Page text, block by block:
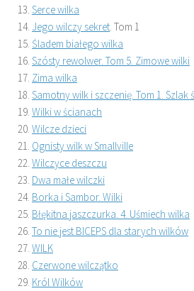
Serce wilka
Jego wilczy sekret. Tom 1
Śladem białego wilka
Szósty rewolwer. Tom 5. Zimowe wilki
Zima wilka
Samotny wilk i szczenię. Tom 1. Szlak
Wilki w ścianach
Wilcze dzieci
Ognisty wilk w Smallville
Wilczyce deszczu
Dwa małe wilczki
Borka i Sambor. Wilki
Błękitna jaszczurka. 4. Uśmiech wilka
To nie jest BICEPS dla starych wilków
WILK
Czerwone wilczątko
Król Wilków